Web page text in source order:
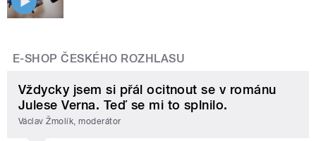
E-SHOP ČESKÉHO ROZHLASU
Vždycky jsem si přál ocitnout se v románu
Julese Verna. Teď se mi to splnilo.
Václav Žmolík, moderátor